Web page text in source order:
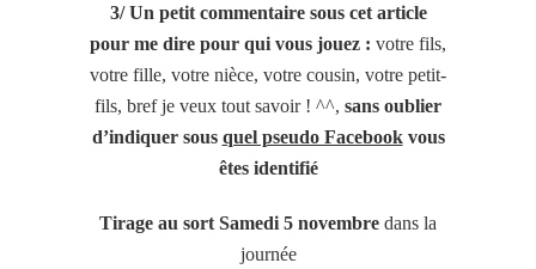
3/ Un petit commentaire sous cet article
pour me dire pour qui vous jouez : votre fils,
votre fille, votre nièce, votre cousin, votre petit-
fils, bref je veux tout savoir ! ^^, sans oublier
d’indiquer sous quel pseudo Facebookvous
êtes identifié
Tirage au sort Samedi 5 novembre dans la
journée